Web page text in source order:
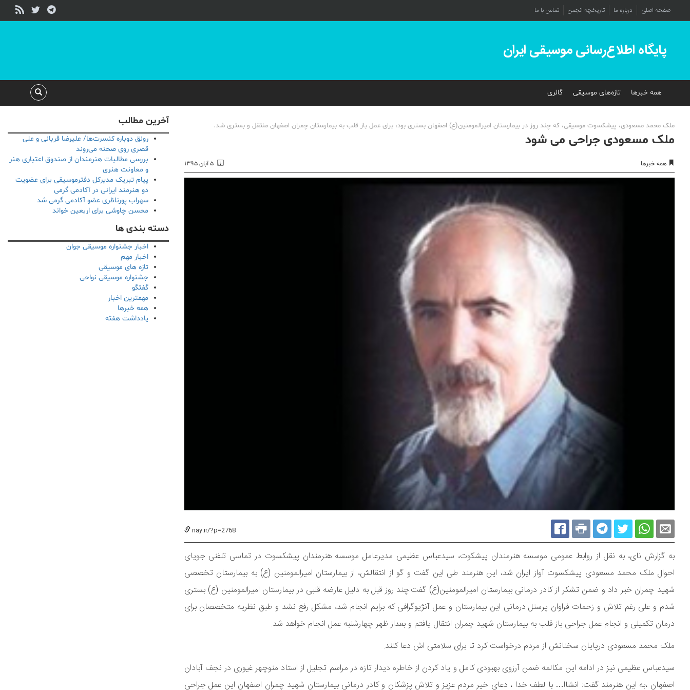
صفحه اصلی درباره ما تاریخچه انجمن تماس با ما
پایگاه اطلاع‌رسانی موسیقی ایران
همه خبرها تازه‌های موسیقی گالری
ملک محمد مسعودی، پیشکسوت موسیقی، که چند روز در بیمارستان امیرالمومنین(ع) اصفهان بستری بود، برای عمل باز قلب به بیمارستان چمران اصفهان منتقل و بستری شد.
ملک مسعودی جراحی می شود
همه خبرها ۵ آبان ۱۳۹۵
nay.ir/?p=2768
به گزارش نای، به نقل از روابط عمومی موسسه هنرمندان پیشکوت، سیدعباس عظیمی مدیرعامل موسسه هنرمندان پیشکسوت در تماسی تلفنی جویای
احوال ملک محمد مسعودی پیشکسوت آواز ایران شد، این هنرمند طی این گفت و گو از انتقالش، از بیمارستان امیرالمومنین (ع) به بیمارستان تخصصی
شهید چمران خبر داد و ضمن تشکر از کادر درمانی بیمارستان امیرالمومنین(ع) گفت:چند روز قبل به دلیل عارضه قلبی در بیمارستان امیرالمومنین (ع) بستری
شدم و علی رغم تلاش و زحمات فراوان پرسنل درمانی این بیمارستان و عمل آنژیوگرافی که برایم انجام شد، مشکل رفع نشد و طبق نظریه متخصصان برای
درمان تکمیلی و انجام عمل جراحی باز قلب به بیمارستان شهید چمران انتقال یافتم و بعداز ظهر چهارشنبه عمل انجام خواهد شد.
ملک محمد مسعودی درپایان سخنانش از مردم درخواست کرد تا برای سلامتی اش دعا کنند.
سیدعباس عظیمی نیز در ادامه این مکالمه ضمن آرزوی بهبودی کامل و یاد کردن از خاطره دیدار تازه در مراسم تجلیل از استاد منوچهر غیوری در نجف آبادان
اصفهان ،به این هنرمند گفت: انشاا… با لطف خدا ، دعای خیر مردم عزیز و تلاش پزشکان و کادر درمانی بیمارستان شهید چمران اصفهان این عمل جراحی
آخرین مطالب
رونق دوباره کنسرت‌ها/ علیرضا قربانی و علی
قصری روی صحنه می‌روند
بررسی مطالبات هنرمندان از صندوق اعتباری هنر
و معاونت هنری
پیام تبریک مدیرکل دفترموسیقی برای عضویت
دو هنرمند ایرانی در آکادمی گرمی
سهراب پورناظری عضو آکادمی گرمی شد
محسن چاوشی برای اربعین خواند
دسته بندی ها
اخبار جشنواره موسیقی جوان
اخبار مهم
تازه های موسیقی
جشنواره موسیقی نواحی
گفتگو
مهمترین اخبار
همه خبرها
یادداشت هفته